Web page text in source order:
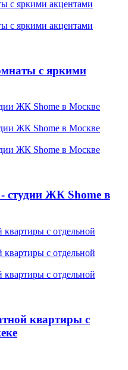
с яркими
студии ЖК Shome в
квартиры с